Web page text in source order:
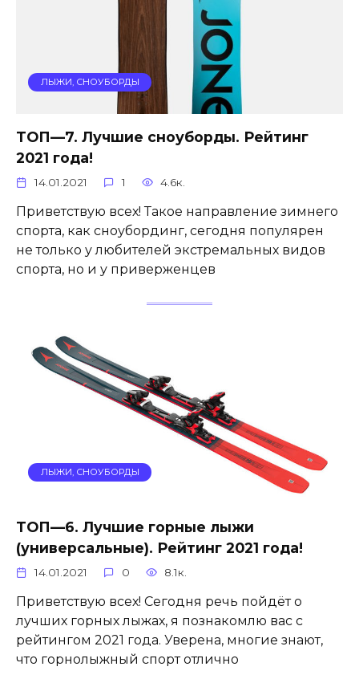
ЛЫЖИ, СНОУБОРДЫ
ТОП—7. Лучшие сноуборды. Рейтинг
2021 года!
14.01.2021 1 4.6к.
Приветствую всех! Такое направление зимнего
спорта, как сноубординг, сегодня популярен
не только у любителей экстремальных видов
спорта, но и у приверженцев
ЛЫЖИ, СНОУБОРДЫ
ТОП—6. Лучшие горные лыжи
(универсальные). Рейтинг 2021 года!
14.01.2021 0 8.1к.
Приветствую всех! Сегодня речь пойдёт о
лучших горных лыжах, я познакомлю вас с
рейтингом 2021 года. Уверена, многие знают,
что горнолыжный спорт отлично